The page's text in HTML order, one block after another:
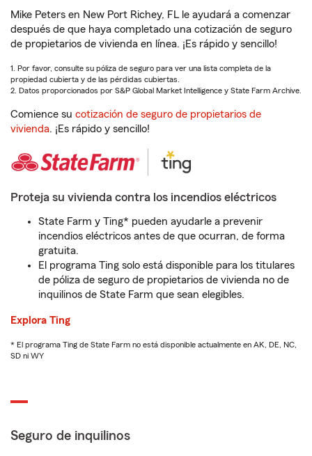
Mike Peters en New Port Richey, FL le ayudará a comenzar
después de que haya completado una cotización de seguro
de propietarios de vivienda en línea. ¡Es rápido y sencillo!
1. Por favor, consulte su póliza de seguro para ver una lista completa de la
propiedad cubierta y de las pérdidas cubiertas.
2. Datos proporcionados por S&P Global Market Intelligence y State Farm Archive.
Comience su cotización de seguro de propietarios de
vivienda. ¡Es rápido y sencillo!
Proteja su vivienda contra los incendios eléctricos
State Farm y Ting* pueden ayudarle a prevenir
incendios eléctricos antes de que ocurran, de forma
gratuita.
El programa Ting solo está disponible para los titulares
de póliza de seguro de propietarios de vivienda no de
inquilinos de State Farm que sean elegibles.
Explora Ting
* El programa Ting de State Farm no está disponible actualmente en AK, DE, NC,
SD ni WY
Seguro de inquilinos